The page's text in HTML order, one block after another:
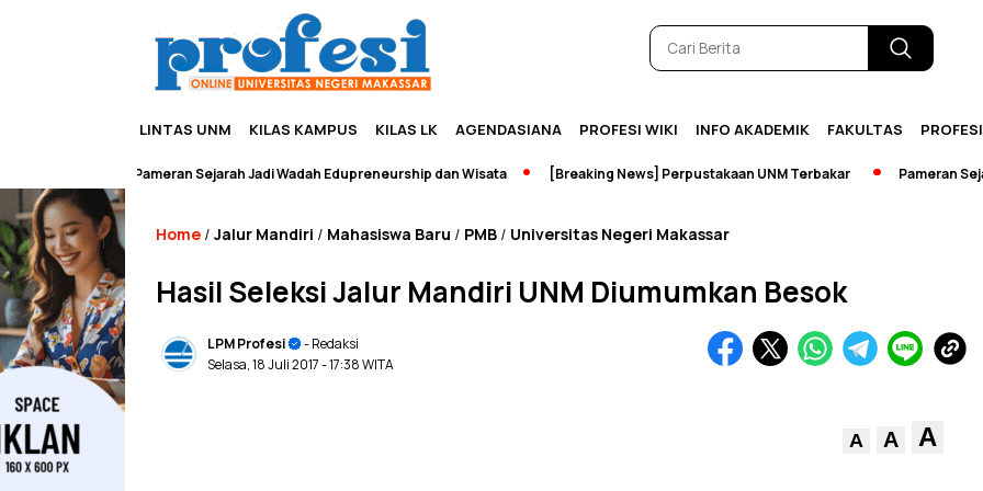
LINTAS UNM KILAS KAMPUS KILAS LK AGENDASIANA PROFESI WIKI INFO AKADEMIK FAKULTAS
Pameran Sejarah Jadi Wadah Edupreneurship dan Wisata [Breaking News] Perpustakaan UNM Terbakar Pameran
Home / Jalur Mandiri / Mahasiswa Baru / PMB / Universitas Negeri Makassar
Hasil Seleksi Jalur Mandiri UNM Diumumkan Besok
LPM Profesi
- Redaksi
Selasa, 18 Juli 2017- 17:38 WITA
A A A